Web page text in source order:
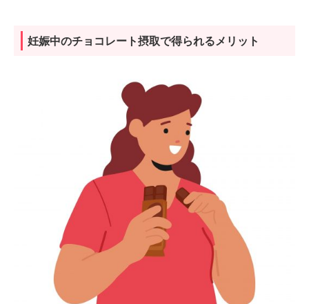
妊娠中のチョコレート摂取で得られるメリット